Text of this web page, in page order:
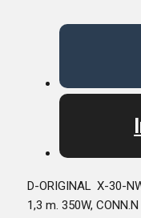
D-ORIGINAL X-30-
1,3 m. 350W, CONN.N